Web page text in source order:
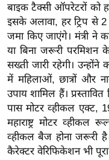
यं
ग
इं
डि
या
सा
हि
त्य
ज
ग
बाइक टैक्सी ऑपरेटरों को
इसके अलावा, हर ट्रिप से
जमा किए जाएंगे। मंत्री ने
या बिना जरूरी परमिशन
सख्ती जारी रहेगी। उन्होंने
में महिलाओं, छात्रों और
उपाय शामिल हैं।
पास मोटर व्हीकल एक्ट,
महाराष्ट्र मोटर
व्हीकल बैज होना जरूरी
कैरेक्टर वेरिफिकेशन भी पूरा